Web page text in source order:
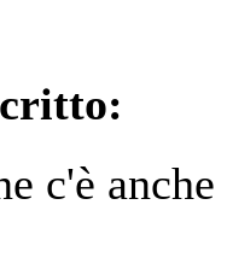
c'è